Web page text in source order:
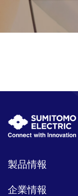
製品情報
企業情報